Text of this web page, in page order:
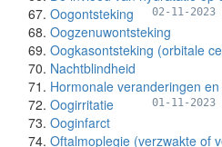
Oogontsteking 02-11-2023
Oogzenuwontsteking
Oogkasontsteking (orbitale
Nachtblindheid
Hormonale veranderingen
Oogirritatie 01-11-2023
Ooginfarct
Oftalmoplegie (verzwakte of